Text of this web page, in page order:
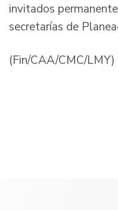
invitados
secretarías de
(Fin/CAA/CMC/LMY)